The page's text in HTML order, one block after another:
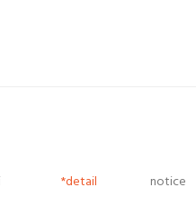
*detail notice